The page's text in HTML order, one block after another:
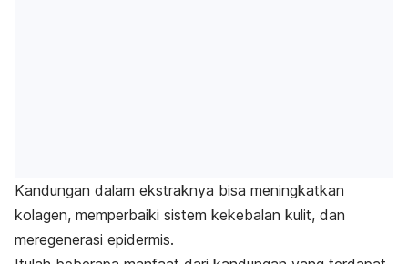
Kandungan dalam ekstraknya bisa meningkatkan
kolagen, memperbaiki sistem kekebalan kulit, dan
meregenerasi epidermis.